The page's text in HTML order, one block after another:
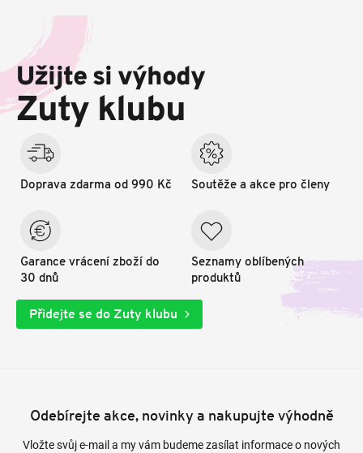
a
í
Užijte si výhody
Zuty klubu
Doprava zdarma od 990 Kč
Garance vrácení zboží do
30 dnů
Soutěže a akce pro členy
Seznamy oblíbených
produktů
Přidejte se do Zuty klubu
Odebírejte akce, novinky a nakupujte výhodně
Vložte svůj e-mail a my vám budeme zasílat informace o nových